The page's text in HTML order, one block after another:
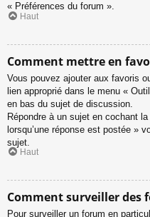
« Préférences du forum ».
Haut
Comment mettre en
Vous pouvez ajouter aux favoris
lien approprié dans le menu «
en bas du sujet de discussion.
Répondre à un sujet en cochant
lorsqu’une réponse est postée »
sujet.
Haut
Comment surveiller des
Pour surveiller un forum en